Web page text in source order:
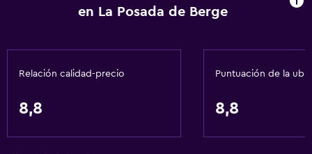
en La Posada de Berge
Relación calidad-precio
8,8
Puntuación de la
8,8